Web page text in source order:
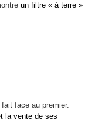
un filtre « à terre »
fait face au premier.
la vente de ses